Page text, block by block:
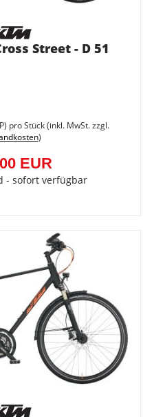
Street - D 51
) pro Stück (inkl. MwSt. zzgl.
)
EUR
- sofort verfügbar